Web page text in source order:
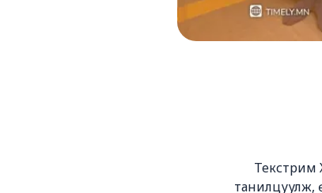
Текстрим
танилцуулж,